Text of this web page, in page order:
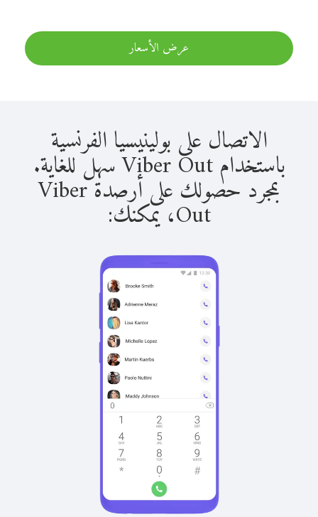
عرض الأسعار
الاتصال على بولينيسيا الفرنسية
باستخدام Viber Out سهل للغاية.
بمجرد حصولك على أرصدة Viber
Out، يمكنك: